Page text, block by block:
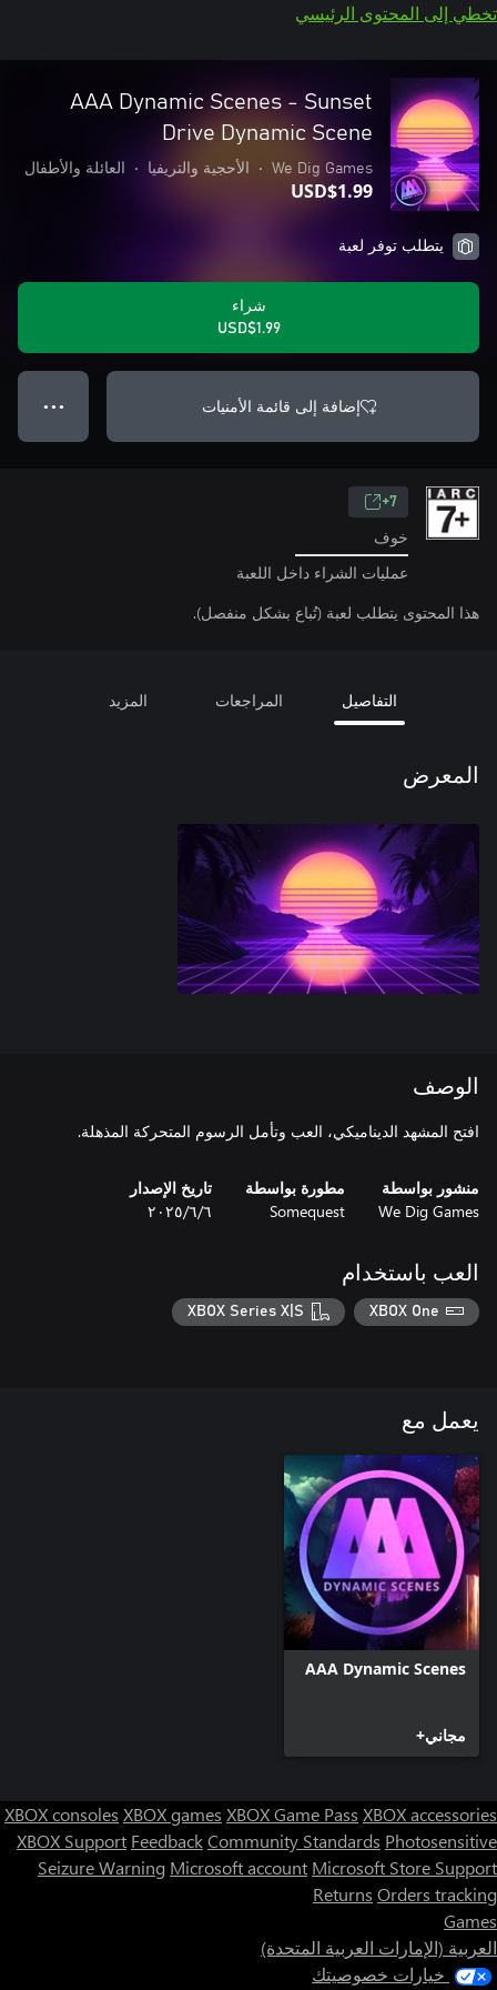
تخطي إلى المحتوى الرئيسي
AAA Dynamic Scenes - Sunset
Drive Dynamic Scene
We Dig Games
• الأحجية والتريفيا • العائلة والأطفال
USD$1.99
يتطلب توفر لعبة
شراء
USD$1.99
إضافة إلى قائمة الأمنيات ● ● ●
7+
خوف
عمليات الشراء داخل اللعبة
هذا المحتوى يتطلب لعبة (تُباع بشكل منفصل).
التفاصيل المراجعات المزيد
المعرض
الوصف
افتح المشهد الديناميكي، العب وتأمل الرسوم المتحركة المذهلة.
منشور بواسطة
We Dig Games
مطورة بواسطة
Somequest
تاريخ الإصدار
٦‏/٦‏/٢٠٢٥
العب باستخدام
XBOX One
XBOX Series X|S
يعمل مع
AAA Dynamic Scenes
مجاني+
XBOX consoles XBOX games XBOX Game Pass XBOX accessories
XBOX Support FeedbackCommunity Standards Photosensitive
Seizure Warning Microsoft account Microsoft Store Support
Returns Orders tracking
Games
العربية (الإمارات العربية المتحدة)
خيارات خصوصيتك